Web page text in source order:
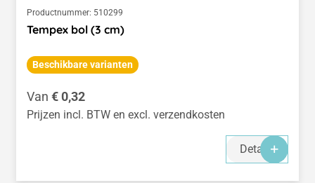
Productnummer: 510299
Tempex bol (3 cm)
Beschikbare varianten
Normale prijs:
Van € 0,32
Prijzen incl. BTW en excl. verzendkosten
Details